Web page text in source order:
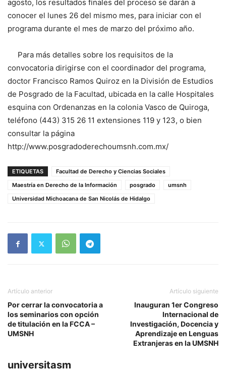
agosto, los resultados finales del proceso se darán a
conocer el lunes 26 del mismo mes, para iniciar con el
programa durante el mes de marzo del próximo año.
Para más detalles sobre los requisitos de la
convocatoria dirigirse con el coordinador del programa,
doctor Francisco Ramos Quiroz en la División de Estudios
de Posgrado de la Facultad, ubicada en la calle Hospitales
esquina con Ordenanzas en la colonia Vasco de Quiroga,
teléfono (443) 315 26 11 extensiones 119 y 123, o bien
consultar la página
http://www.posgradoderechoumsnh.com.mx/
ETIQUETAS
Facultad de Derecho y Ciencias Sociales
Maestría en Derecho de la Información
posgrado
umsnh
Universidad Michoacana de San Nicolás de Hidalgo
Artículo anterior
Por cerrar la convocatoria a
los seminarios con opción
de titulación en la FCCA –
UMSNH
Artículo siguiente
Inauguran 1er Congreso
Internacional de
Investigación, Docencia y
Aprendizaje en Lenguas
Extranjeras en la UMSNH
universitasm